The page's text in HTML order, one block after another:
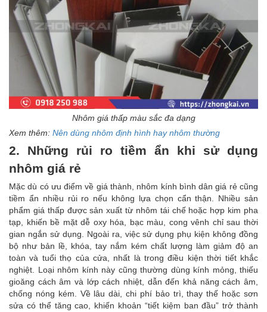
Nhôm giá thấp màu sắc đa dạng
Xem thêm: Nên dùng nhôm định hình hay nhôm thường
2. Những rủi ro tiềm ẩn khi sử dụng
nhôm giá rẻ
Mặc dù có ưu điểm về giá thành, nhôm kính bình dân giá rẻ cũng
tiềm ẩn nhiều rủi ro nếu không lựa chọn cẩn thận. Nhiều sản
phẩm giá thấp được sản xuất từ nhôm tái chế hoặc hợp kim pha
tạp, khiến bề mặt dễ oxy hóa, bạc màu, cong vênh chỉ sau thời
gian ngắn sử dụng. Ngoài ra, việc sử dụng phụ kiện không đồng
bộ như bản lề, khóa, tay nắm kém chất lượng làm giảm độ an
toàn và tuổi thọ của cửa, nhất là trong điều kiện thời tiết khắc
nghiệt. Loại nhôm kính này cũng thường dùng kính mỏng, thiếu
gioăng cách âm và lớp cách nhiệt, dẫn đến khả năng cách âm,
chống nóng kém. Về lâu dài, chi phí bảo trì, thay thế hoặc sơn
sửa có thể tăng cao, khiến khoản “tiết kiệm ban đầu” trở thành